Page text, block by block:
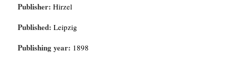
Publisher: Hirzel
Published: Leipzig
Publishing year: 1898